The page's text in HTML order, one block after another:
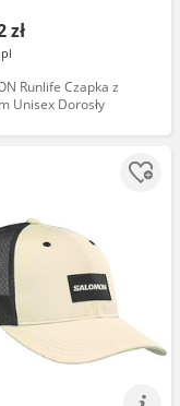
zł
Runlife Czapka z
Unisex Dorosły